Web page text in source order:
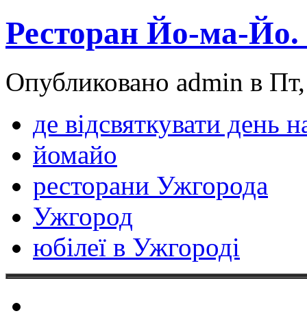
Ресторан Йо-ма-Йо.
Опубликовано admin в
де відсвяткувати день
йомайо
ресторани Ужгорода
Ужгород
юбілеї в Ужгороді